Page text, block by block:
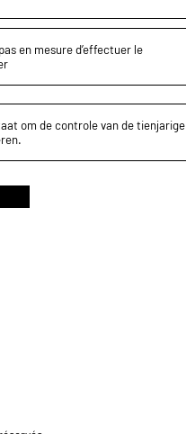
en mesure d’effectuer le
om de controle van de tienjarige